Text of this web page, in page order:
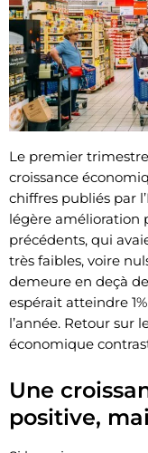
Le premier
croissance
chiffres publiés par
légère amélioration
précédents, qui
très faibles, voire
demeure en deçà
espérait atteindre
l’année. Retour sur
économique
Une
positive,